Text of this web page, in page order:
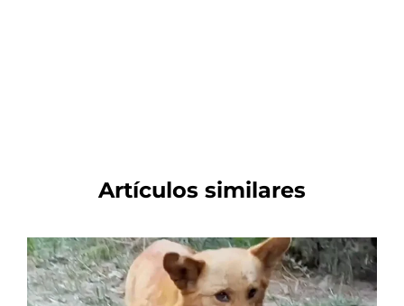
Artículos similares